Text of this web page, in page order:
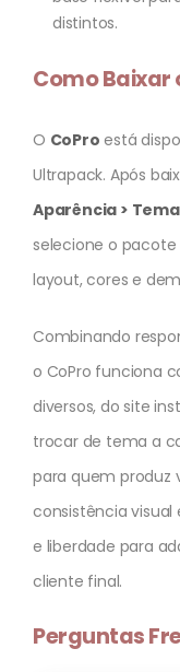
distintos.
Como Baixar
O CoPro está
Ultrapack. Após
Aparência >
selecione o
layout, cores e
Combinando
o CoPro funciona
diversos, do site
trocar de tema a
para quem produz
consistência
e liberdade para
cliente final.
Perguntas